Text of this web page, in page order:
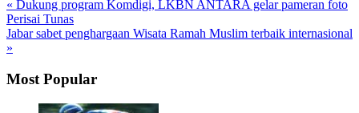
« Dukung program Komdigi, LKBN ANTARA gelar pameran foto
Perisai Tunas
Jabar sabet penghargaan Wisata Ramah Muslim terbaik internasional
»
Most Popular